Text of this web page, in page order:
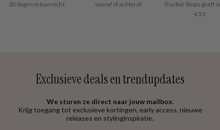
30 dagen retourrecht
vooraf of achteraf
Trusted Shops geeft
4.53
Exclusieve deals en trendupdates
We sturen ze direct naar jouw mailbox.
Krijg toegang tot exclusieve kortingen, early access, nieuwe
releases en stylinginspiratie.